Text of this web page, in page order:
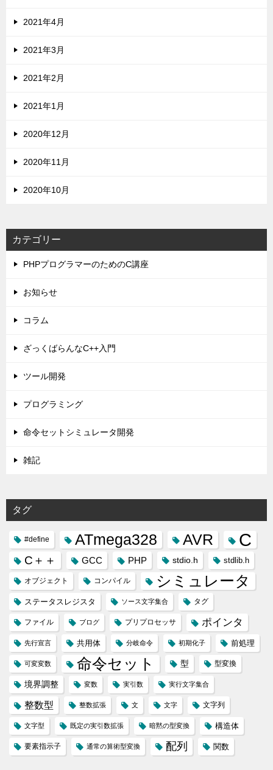
2021年4月
2021年3月
2021年2月
2021年1月
2020年12月
2020年11月
2020年10月
カテゴリー
PHPプログラマーのためのC講座
お知らせ
コラム
ざっくばらんなC++入門
ツール開発
プログラミング
命令セットシミュレータ開発
雑記
タグ
#define ATmega328 AVR C
C＋＋ GCC PHP stdio.h stdlib.h
オブジェクト コンパイル シミュレータ
ステータスレジスタ ソース文字集合 タグ
ファイル ブログ プリプロセッサ ポインタ
先行宣言 共用体 分岐命令 初期化子 前処理
可変変数 命令セット 型 型変換
境界調整 変数 実引数 実行文字集合
整数型 整数拡張 文 文字 文字列
文字型 既定の実引数拡張 暗黙の型変換 構造体
要素指示子 通常の算術型変換 配列 関数